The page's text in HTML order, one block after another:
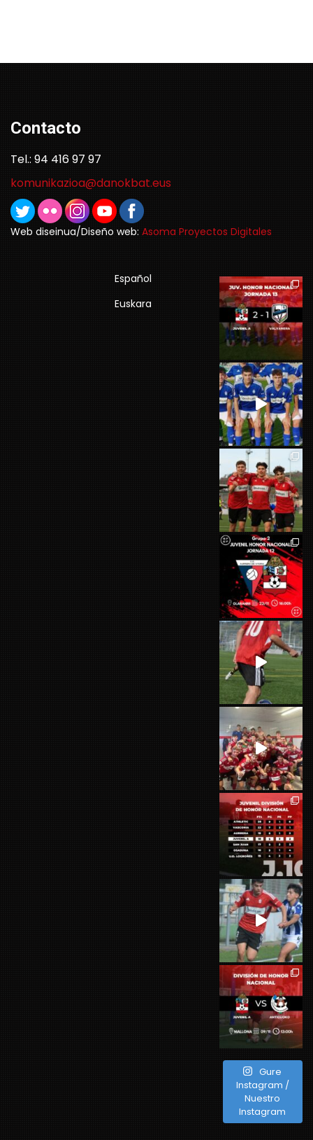
Contacto
Tel.: 94 416 97 97
komunikazioa@danokbat.eus
Web diseinua/Diseño web: Asoma Proyectos Digitales
Español
Euskara
Gure
Instagram /
Nuestro
Instagram